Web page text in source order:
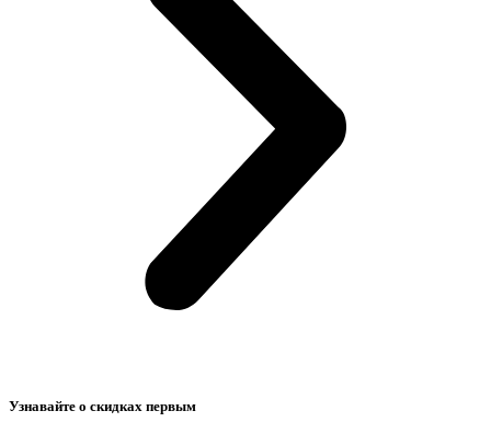
Узнавайте о скидках первым